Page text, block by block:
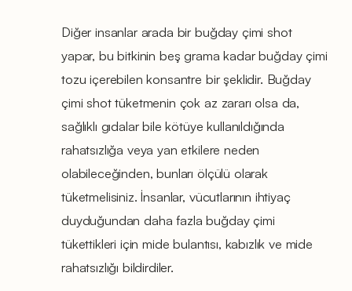
Diğer insanlar arada bir buğday çimi shot
yapar, bu bitkinin beş grama kadar buğday çimi
tozu içerebilen konsantre bir şeklidir. Buğday
çimi shot tüketmenin çok az zararı olsa da,
sağlıklı gıdalar bile kötüye kullanıldığında
rahatsızlığa veya yan etkilere neden
olabileceğinden, bunları ölçülü olarak
tüketmelisiniz. İnsanlar, vücutlarının ihtiyaç
duyduğundan daha fazla buğday çimi
tükettikleri için mide bulantısı, kabızlık ve mide
rahatsızlığı bildirdiler.